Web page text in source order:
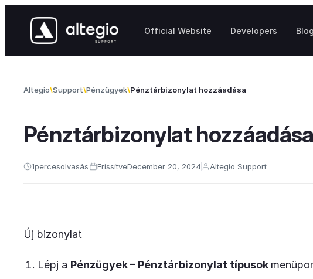
Official Website Developers Blog
Altegio Support Pénzügyek Pénztárbizonylat hozzáadása
Pénztárbizonylat hozzáadása
1percesolvasás FrissítveDecember 20, 2024 Altegio Support
Új bizonylat
Lépj a Pénzügyek – Pénztárbizonylat típusok